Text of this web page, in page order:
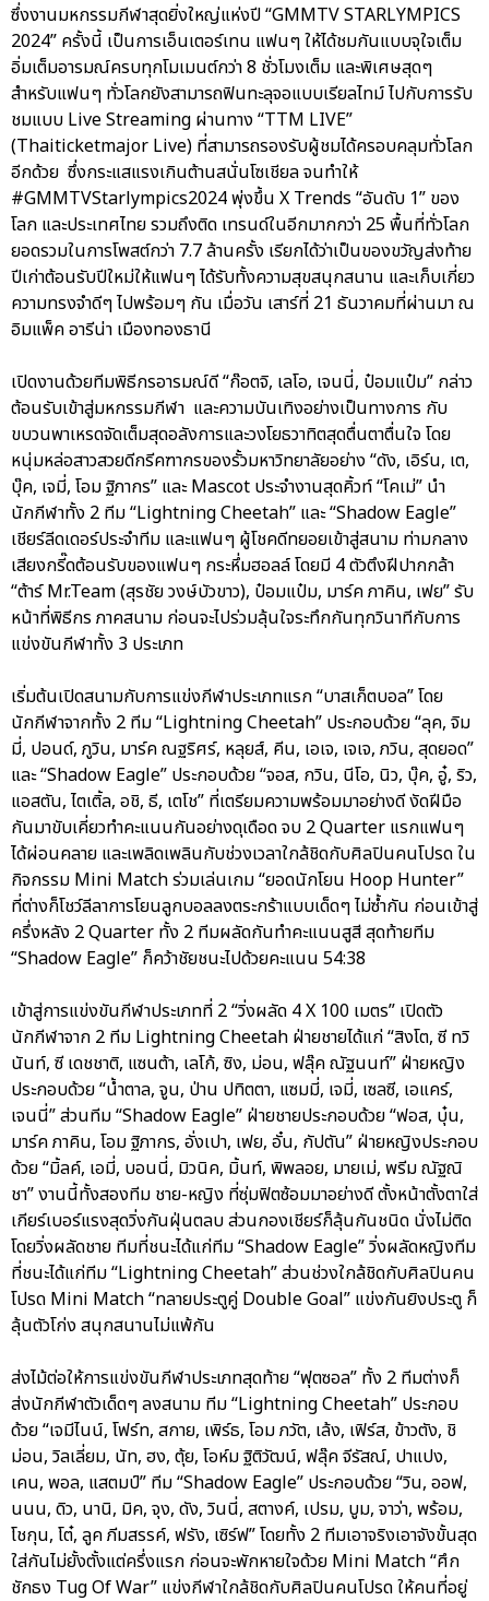
ซึ่งงานมหกรรมกีฬาสุดยิ่งใหญ่แห่งปี “GMMTV STARLYMPICS
2024” ครั้งนี้ เป็นการเอ็นเตอร์เทน แฟนๆ ให้ได้ชมกันแบบจุใจเต็ม
อิ่มเต็มอารมณ์ครบทุกโมเมนต์กว่า 8 ชั่วโมงเต็ม และพิเศษสุดๆ
สำหรับแฟนๆ ทั่วโลกยังสามารถฟินทะลุจอแบบเรียลไทม์ ไปกับการรับ
ชมแบบ Live Streaming ผ่านทาง “TTM LIVE”
(Thaiticketmajor Live) ที่สามารถรองรับผู้ชมได้ครอบคลุมทั่วโลก
อีกด้วย ซึ่งกระแสแรงเกินต้านสนั่นโซเชียล จนทำให้
#GMMTVStarlympics2024 พุ่งขึ้น X Trends “อันดับ 1” ของ
โลก และประเทศไทย รวมถึงติด เทรนด์ในอีกมากกว่า 25 พื้นที่ทั่วโลก
ยอดรวมในการโพสต์กว่า 7.7 ล้านครั้ง เรียกได้ว่าเป็นของขวัญส่งท้าย
ปีเก่าต้อนรับปีใหม่ให้แฟนๆ ได้รับทั้งความสุขสนุกสนาน และเก็บเกี่ยว
ความทรงจำดีๆ ไปพร้อมๆ กัน เมื่อวัน เสาร์ที่ 21 ธันวาคมที่ผ่านมา ณ
อิมแพ็ค อารีน่า เมืองทองธานี
เปิดงานด้วยทีมพิธีกรอารมณ์ดี “ก๊อตจิ, เลโอ, เจนนี่, ป๋อมแป๋ม” กล่าว
ต้อนรับเข้าสู่มหกรรมกีฬา และความบันเทิงอย่างเป็นทางการ กับ
ขบวนพาเหรดจัดเต็มสุดอลังการและวงโยธวาทิตสุดตื่นตาตื่นใจ โดย
หนุ่มหล่อสาวสวยดีกรีคฑากรของรั้วมหาวิทยาลัยอย่าง “ดัง, เอิร์น, เต,
บุ๊ค, เจมี่, โอม ฐิภากร” และ Mascot ประจำงานสุดคิ้วท์ “โคเม่” นำ
นักกีฬาทั้ง 2 ทีม “Lightning Cheetah” และ “Shadow Eagle”
เชียร์ลีดเดอร์ประจำทีม และแฟนๆ ผู้โชคดีทยอยเข้าสู่สนาม ท่ามกลาง
เสียงกรี๊ดต้อนรับของแฟนๆ กระหึ่มฮอลล์ โดยมี 4 ตัวตึงฝีปากกล้า
“ต้าร์ Mr.Team (สุรชัย วงษ์บัวขาว), ป๋อมแป๋ม, มาร์ค ภาคิน, เฟย” รับ
หน้าที่พิธีกร ภาคสนาม ก่อนจะไปร่วมลุ้นใจระทึกกันทุกวินาทีกับการ
แข่งขันกีฬาทั้ง 3 ประเภท
เริ่มต้นเปิดสนามกับการแข่งกีฬาประเภทแรก “บาสเก็ตบอล” โดย
นักกีฬาจากทั้ง 2 ทีม “Lightning Cheetah” ประกอบด้วย “ลุค, จิม
มี่, ปอนด์, ภูวิน, มาร์ค ณฐริศร์, หลุยส์, คีน, เอเจ, เจเจ, ภวิน, สุดยอด”
และ “Shadow Eagle” ประกอบด้วย “จอส, กวิน, นีโอ, นิว, บุ๊ค, อู๋, ริว,
แอสตัน, ไตเติ้ล, อชิ, ธี, เตโช” ที่เตรียมความพร้อมมาอย่างดี งัดฝีมือ
กันมาขับเคี่ยวทำคะแนนกันอย่างดุเดือด จบ 2 Quarter แรกแฟนๆ
ได้ผ่อนคลาย และเพลิดเพลินกับช่วงเวลาใกล้ชิดกับศิลปินคนโปรด ใน
กิจกรรม Mini Match ร่วมเล่นเกม “ยอดนักโยน Hoop Hunter”
ที่ต่างก็โชว์ลีลาการโยนลูกบอลลงตระกร้าแบบเด็ดๆ ไม่ซ้ำกัน ก่อนเข้าสู่
ครึ่งหลัง 2 Quarter ทั้ง 2 ทีมผลัดกันทำคะแนนสูสี สุดท้ายทีม
“Shadow Eagle” ก็คว้าชัยชนะไปด้วยคะแนน 54:38
เข้าสู่การแข่งขันกีฬาประเภทที่ 2 “วิ่งผลัด 4 X 100 เมตร” เปิดตัว
นักกีฬาจาก 2 ทีม Lightning Cheetah ฝ่ายชายได้แก่ “สิงโต, ซี ทวิ
นันท์, ซี เดชชาติ, แซนต้า, เลโก้, ซิง, ม่อน, ฟลุ๊ค ณัฐนนท์” ฝ่ายหญิง
ประกอบด้วย “น้ำตาล, จูน, ป่าน ปทิตตา, แซมมี่, เจมี่, เซลซี, เอแคร์,
เจนนี่” ส่วนทีม “Shadow Eagle” ฝ่ายชายประกอบด้วย “ฟอส, บุ๋น,
มาร์ค ภาคิน, โอม ฐิภากร, อั่งเปา, เฟย, อั๋น, กัปตัน” ฝ่ายหญิงประกอบ
ด้วย “มิ้ลค์, เอมี่, บอนนี่, มิวนิค, มิ้นท์, พิพลอย, มายเม่, พรีม ณัฐณิ
ชา” งานนี้ทั้งสองทีม ชาย-หญิง ที่ซุ่มฟิตซ้อมมาอย่างดี ตั้งหน้าตั้งตาใส่
เกียร์เบอร์แรงสุดวิ่งกันฝุ่นตลบ ส่วนกองเชียร์ก็ลุ้นกันชนิด นั่งไม่ติด
โดยวิ่งผลัดชาย ทีมที่ชนะได้แก่ทีม “Shadow Eagle” วิ่งผลัดหญิงทีม
ที่ชนะได้แก่ทีม “Lightning Cheetah” ส่วนช่วงใกล้ชิดกับศิลปินคน
โปรด Mini Match “ทลายประตูคู่ Double Goal” แข่งกันยิงประตู ก็
ลุ้นตัวโก่ง สนุกสนานไม่แพ้กัน
ส่งไม้ต่อให้การแข่งขันกีฬาประเภทสุดท้าย “ฟุตซอล” ทั้ง 2 ทีมต่างก็
ส่งนักกีฬาตัวเด็ดๆ ลงสนาม ทีม “Lightning Cheetah” ประกอบ
ด้วย “เจมีไนน์, โฟร์ท, สกาย, เพิร์ธ, โอม ภวัต, เล้ง, เฟิร์ส, ข้าวตัง, ชิ
ม่อน, วิลเลี่ยม, นัท, ฮง, ตุ้ย, โอห์ม ฐิติวัฒน์, ฟลุ๊ค จีรัสณ์, ปาแปง,
เคน, พอล, แสตมป์” ทีม “Shadow Eagle” ประกอบด้วย “วิน, ออฟ,
นนน, ดิว, นานิ, มิค, จุง, ดัง, วินนี่, สตางค์, เปรม, บูม, จาว่า, พร้อม,
โชกุน, โต๋, ลูค ภีมสรรค์, ฟรัง, เซิร์ฟ” โดยทั้ง 2 ทีมเอาจริงเอาจังขั้นสุด
ใส่กันไม่ยั้งตั้งแต่ครึ่งแรก ก่อนจะพักหายใจด้วย Mini Match “ศึก
ชักธง Tug Of War” แข่งกีฬาใกล้ชิดกับศิลปินคนโปรด ให้คนที่อยู่